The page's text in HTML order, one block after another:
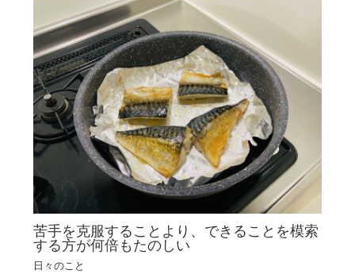
苦手を克服することより、できることを模索
する方が何倍もたのしい
日々のこと